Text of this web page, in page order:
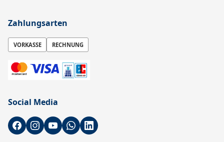
Zahlungsarten
VORKASSE RECHNUNG
Social Media